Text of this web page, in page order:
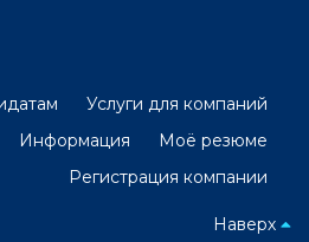
Услуги для компаний
Информация
Моё резюме
Регистрация компании
Наверх